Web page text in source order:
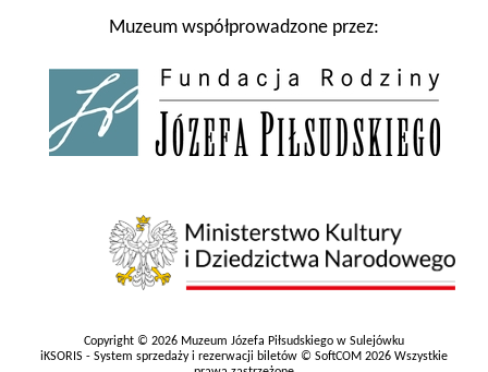
Muzeum współprowadzone przez:
Copyright © 2026 Muzeum Józefa Piłsudskiego w Sulejówku
iKSORIS - System sprzedaży i rezerwacji biletów © SoftCOM 2026 Wszystkie